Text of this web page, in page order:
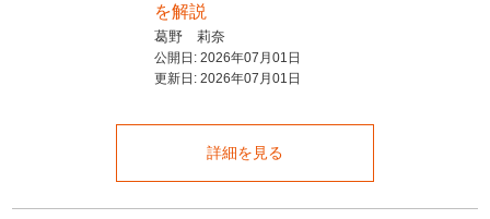
を解説
葛野 莉奈
公開日: 2026年07月01日
更新日: 2026年07月01日
詳細を見る